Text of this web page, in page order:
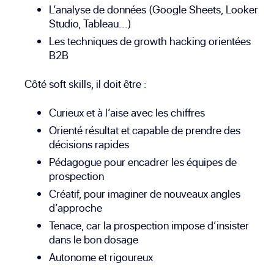
L’analyse de données (Google Sheets, Looker
Studio, Tableau...)
Les techniques de growth hacking orientées
B2B
Côté soft skills, il doit être :
Curieux et à l’aise avec les chiffres
Orienté résultat et capable de prendre des
décisions rapides
Pédagogue pour encadrer les équipes de
prospection
Créatif, pour imaginer de nouveaux angles
d’approche
Tenace, car la prospection impose d’insister
dans le bon dosage
Autonome et rigoureux